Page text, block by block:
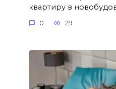
квартиру в
0 29